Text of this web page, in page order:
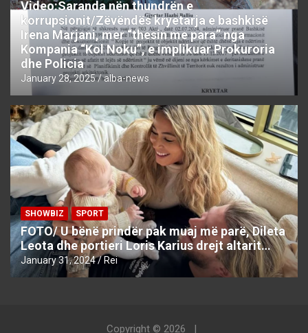
Video:Saranda nën thundrën e
korrupsionit/Zëvëndës kryetarja e bashkisë
Irena Marjani, mer “thesin me para” nga
Kompania “Kol Noku”, e implikuar Prokuroria
dhe Policia
January 28, 2025 alba-news
SHOWBIZ SPORT
FOTO/ U bënë prindër pak muaj më parë, Dileta
Leota dhe portieri Loris Karius drejt altarit…
January 31, 2024 Rei
Copyright © 2026